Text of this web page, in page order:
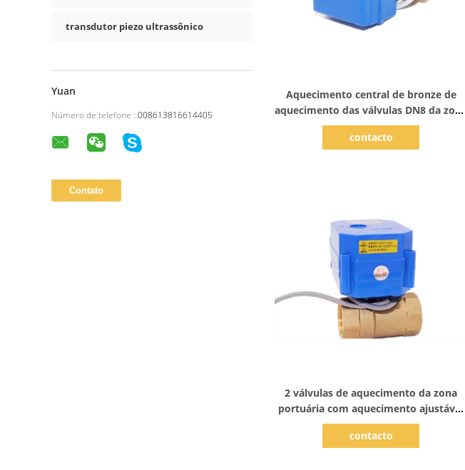
transdutor piezo ultrassônico
Yuan
Número de telefone : 008613816614405
Aquecimento central de bronze de
aquecimento das válvulas DN8 da zona
2NM elétrica com atuador
contacto
2 válvulas de aquecimento da zona
portuária com aquecimento ajustável
do ângulo 6NM Hydronic
contacto